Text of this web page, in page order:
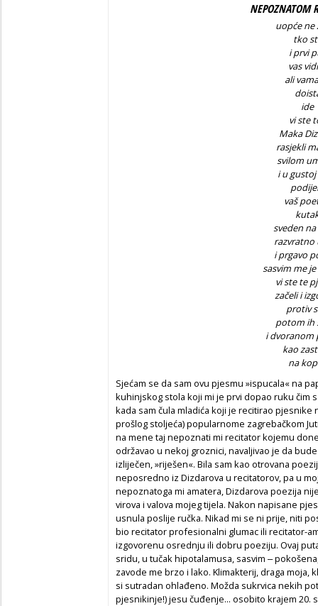
NEPOZNATOM
uopće ne
tko
i prvi
vas
ali
ide
vi ste
Maka
rasjekli
svilom
i u
vaš
sveden
razvratno
i prgavo
sasvim me
vi ste te
začeli i
protiv
potom ih
i dvoranom
kao
na
Sjećam se da sam ovu pjesmu »ispucala« na
kuhinjskog stola koji mi je prvi dopao ruku čim
kada sam čula mladića koji je recitirao pjesnike
prošlog stoljeća) popularnome zagrebačkom
na mene taj nepoznati mi recitator kojemu
održavao u nekoj groznici, navaljivao je da
izliječen, »riješen«. Bila sam kao otrovana
neposredno iz Dizdarova u recitatorov, pa u
nepoznatoga mi amatera, Dizdarova poezija
virova i valova mojeg tijela. Nakon napisane
usnula poslije ručka. Nikad mi se ni prije, niti
bio recitator profesionalni glumac ili recitator-
izgovorenu osrednju ili dobru poeziju. Ovaj
sridu , u tučak hipotalamusa, sasvim ‒
zavode me brzo i lako. Klimakterij, draga moja,
si sutradan ohlađeno. Možda sukrvica nekih
pjesnikinje!)jesu čuđenje... osobito krajem 20.